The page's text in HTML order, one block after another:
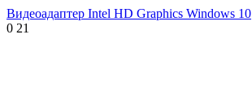
Видеоадаптер Intel HD Graphics Windows 10
0 21